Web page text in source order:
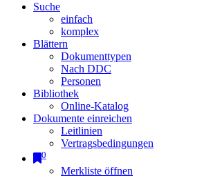
Suche
einfach
komplex
Blättern
Dokumenttypen
Nach DDC
Personen
Bibliothek
Online-Katalog
Dokumente einreichen
Leitlinien
Vertragsbedingungen
0
Merkliste öffnen